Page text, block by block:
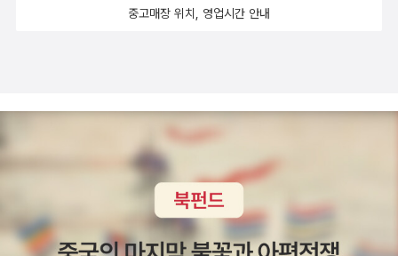
꿈씨를 그리고 심어서 일굴 노릇이다. 우리가 읽는 눈길이라면,
읽을 수 있다. 이 책은 이래서 가리거나 저 책은 저래서 손사래치
면, 아예 안 읽는 셈이다. 이 책은 이런 대목을 배우려고 쥐고, 저
책은 저런 눈썰미를 알아보려고 잡을 적에 비로소 ‘읽기’라는 조
그마한 길로 접어들 수 있다. 자, 보자. 스승이 말하는 대로 안 들
으며 뭘 배우겠는가. 〈취권〉이라는 보임꽃에 잘 드러난다. 젊은이
싶고, 부산책집에서는 2500자락 남짓 산 듯하다. 언제나 되뇌는
는 부디 ‘유튜브 정치 채널’ 따위는 그냥 아닥하듯 끊고서 가없는
책바다에 뛰어들기를 빈다. 또한 마흔줄·쉰줄뿐 아니라, 서른줄·
예순줄 사내가 그림책과 어린이책을 곁에 두기를 빈다. 그림책과
어린이책은 “애들이나 보는 책”이 아니라, “어른이라는 자리에
서려는 사람이 먼저 읽고 살피면서 사랑을 배우는 길동무책”이
다. 2025.11.5.ㅍㄹㄴ글 : 숲노래·파란놀(최종규). 낱말책을 쓴다.
중고매장 위치, 영업시간 안내